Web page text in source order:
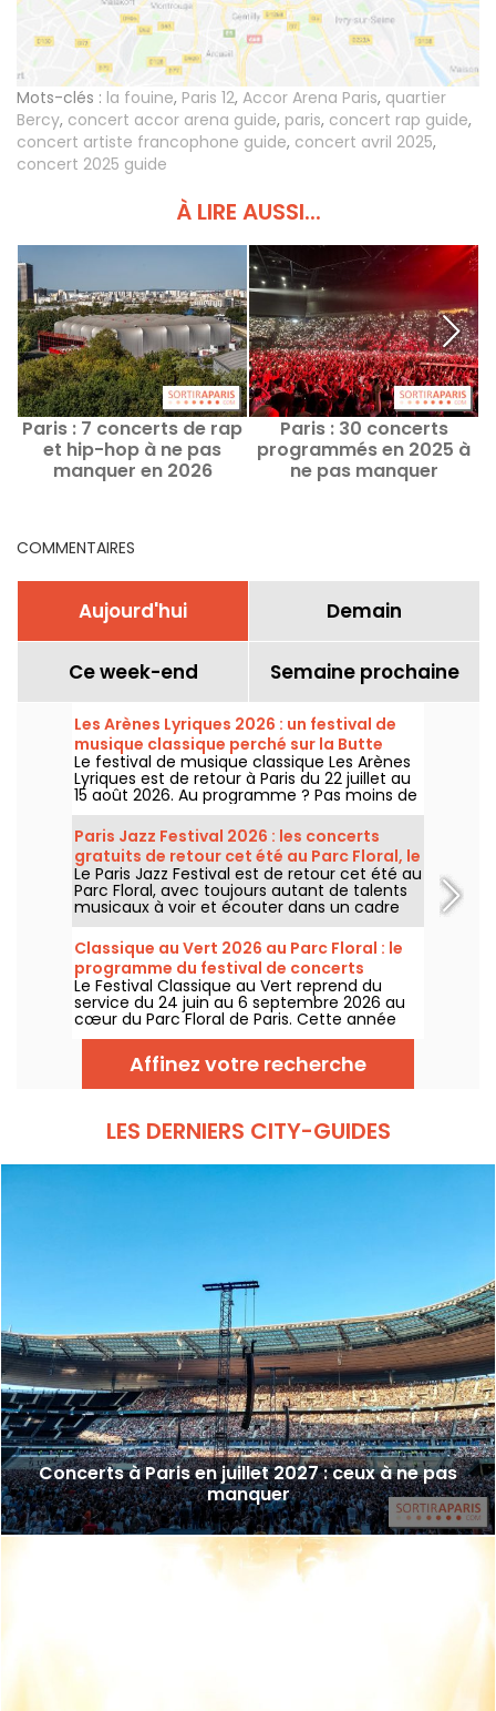
Mots-clés : la fouine, Paris 12, Accor Arena Paris, quartier
Bercy, concert accor arena guide, paris, concert rap guide,
concert artiste francophone guide, concert avril 2025,
concert 2025 guide
À LIRE AUSSI...
Paris : 7 concerts de rap
et hip-hop à ne pas
manquer en 2026
Paris : 30 concerts
programmés en 2025 à
ne pas manquer
COMMENTAIRES
Aujourd'hui Demain
Ce week-end Semaine prochaine
Les Arènes Lyriques 2026 : un festival de
musique classique perché sur la Butte
Montmartre
Le festival de musique classique Les Arènes
Lyriques est de retour à Paris du 22 juillet au
15 août 2026. Au programme ? Pas moins de
16 concerts donnés au sein des Arènes de
Montmartre, un cadre idyllique pour écouter
les grands classiques.
Paris Jazz Festival 2026 : les concerts
gratuits de retour cet été au Parc Floral, le
programme
Le Paris Jazz Festival est de retour cet été au
Parc Floral, avec toujours autant de talents
musicaux à voir et écouter dans un cadre
bucolique. Voici le programme des concerts
gratuits à découvrir du 24 juin au 6
septembre 2026 !
Classique au Vert 2026 au Parc Floral : le
programme du festival de concerts
gratuits
Le Festival Classique au Vert reprend du
service du 24 juin au 6 septembre 2026 au
cœur du Parc Floral de Paris. Cette année
encore, Classique au Vert invite les
mélomanes et les néophytes à prendre du
bon tempo et du beau temps auprès
d’artistes reconnus et en devenir.
Affinez votre recherche
LES DERNIERS CITY-GUIDES
Concerts à Paris en juillet 2027 : ceux à ne pas
manquer